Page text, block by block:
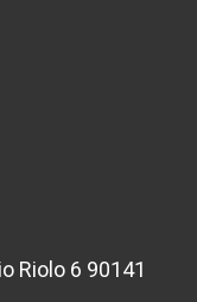
Riolo 6 90141